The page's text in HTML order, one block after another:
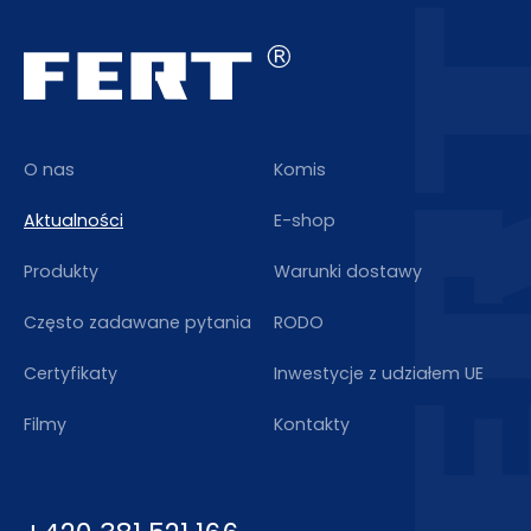
O nas
Aktualności
Produkty
Często zadawane pytania
Certyfikaty
Filmy
Komis
E-shop
Warunki dostawy
RODO
Inwestycje z udziałem UE
Kontakty